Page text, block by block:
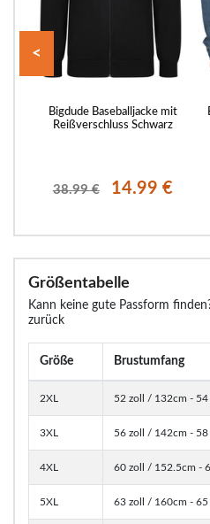
Bigdude Baseballjacke mit
Reißverschluss Schwarz
38.99 € 14.99 €
<
Größentabelle
Kann keine gute Passform
zurück
Größe Brustumfang
2XL 52 zoll / 132cm -
3XL 56 zoll / 142cm -
4XL 60 zoll / 152.5cm -
5XL 63 zoll / 160cm -